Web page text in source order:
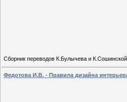
Сборник переводов К.Булычева и
Федотова И.В. - Правила дизайна